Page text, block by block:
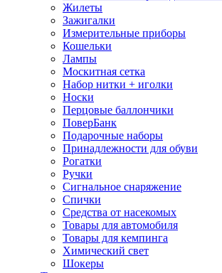
Жилеты
Зажигалки
Измерительные приборы
Кошельки
Лампы
Москитная сетка
Набор нитки + иголки
Носки
Перцовые баллончики
ПоверБанк
Подарочные наборы
Принадлежности для обуви
Рогатки
Ручки
Сигнальное снаряжение
Спички
Средства от насекомых
Товары для автомобиля
Товары для кемпинга
Химический свет
Шокеры